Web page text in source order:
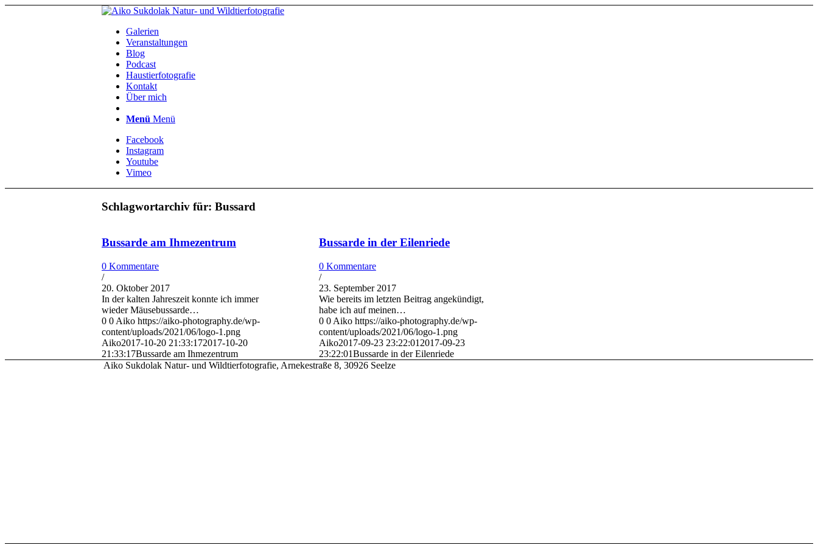
Galerien
Veranstaltungen
Blog
Podcast
Haustierfotografie
Kontakt
Über mich
Menü Menü
Facebook
Instagram
Youtube
Vimeo
Schlagwortarchiv für: Bussard
Bussarde am Ihmezentrum
0 Kommentare
/
20. Oktober 2017
In der kalten Jahreszeit konnte ich immer
wieder Mäusebussarde…
0 0 Aiko https://aiko-photography.de/wp-
content/uploads/2021/06/logo-1.png
Aiko2017-10-20 21:33:172017-10-20
21:33:17Bussarde am Ihmezentrum
Bussarde in der Eilenriede
0 Kommentare
/
23. September 2017
Wie bereits im letzten Beitrag angekündigt,
habe ich auf meinen…
0 0 Aiko https://aiko-photography.de/wp-
content/uploads/2021/06/logo-1.png
Aiko2017-09-23 23:22:01 2017-09-23
23:22:01Bussarde in der Eilenriede
Aiko Sukdolak Natur- und Wildtierfotografie, Arnekestraße 8, 30926 Seelze